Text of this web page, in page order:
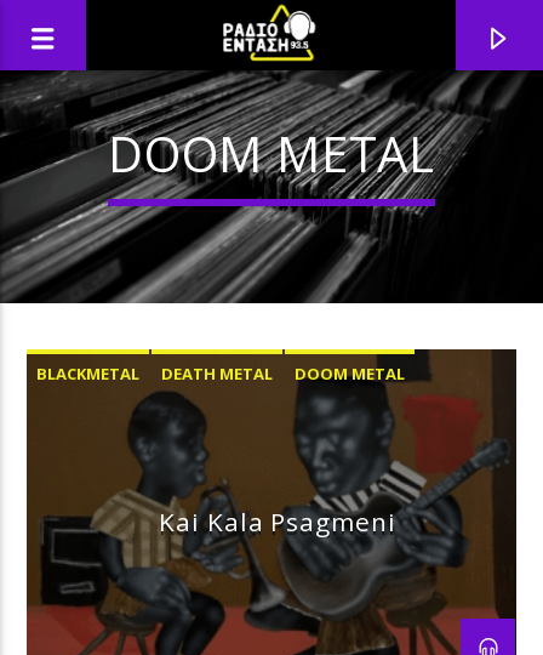
DOOM METAL
BLACKMETAL DEATH METAL DOOM METAL
Kai Kala Psagmeni